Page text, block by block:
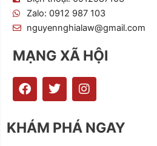
Zalo: 0912 987 103
nguyennghialaw@gmail.com
MẠNG XÃ HỘI
F
a
e
b
T
w
t
t
I
n
t
a
KHÁM PHÁ NGAY